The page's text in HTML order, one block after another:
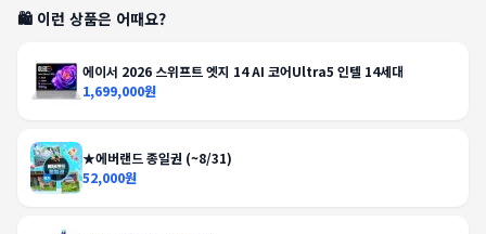
🛍️ 이런 상품은 어때요?
에이서 2026 스위프트 엣지 14 AI 코어Ultra5 인텔 14세대
1,699,000원
★에버랜드 종일권 (~8/31)
52,000원